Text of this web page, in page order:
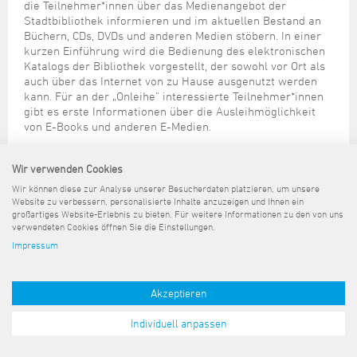
Umwelt-, Natur- und Klimaschutz
Verkehr und Mobilität
Wohnen, Bauen
Wahlen
Schule
Sterbefall
Studium
Umzug und Neubürger
Wohnen und Verbrauchen
Formulare
Online-Terminvergabe
Politik & Verwaltung
Pressemitteilungen
Ratsinformationssystem
Stadtrecht
Telefonverzeichnis
Wirtschaftsstruktur
Regionale Kooperationen
Unternehmensnachfolge
Unterstützung für ExistenzgründerInnen
Zukunftsregion JadeBay
Stadtarchiv
Stadtbibliothek
Volkshochschule
Weiterbildung
Stadt Wilhelmshaven
Unterkünfte
Kulturzentrum Pumpwerk
Maritime Meile
Museen und Ausstellungen
Schiffe, Häfen und Meer erleben
Sportangebot
Stadtpark
Tag des offenen Denkmals
Veranstaltungsorte
die Teilnehmer*innen über das Medienangebot der
Stadtbibliothek informieren und im aktuellen Bestand an
Büchern, CDs, DVDs und anderen Medien stöbern. In einer
kurzen Einführung wird die Bedienung des elektronischen
Katalogs der Bibliothek vorgestellt, der sowohl vor Ort als
auch über das Internet von zu Hause ausgenutzt werden
kann. Für an der „Onleihe" interessierte Teilnehmer*innen
gibt es erste Informationen über die Ausleihmöglichkeit
von E-Books und anderen E-Medien.
sofort für einen Leseausweis anmelden und Medien aus
Sitemap Kontakt Impressum Datenschutz
Wir verwenden Cookies
Wir können diese zur Analyse unserer Besucherdaten platzieren, um unsere
Website zu verbessern, personalisierte Inhalte anzuzeigen und Ihnen ein
großartiges Website-Erlebnis zu bieten. Für weitere Informationen zu den von uns
verwendeten Cookies öffnen Sie die Einstellungen.
Impressum
Akzeptieren
Individuell anpassen